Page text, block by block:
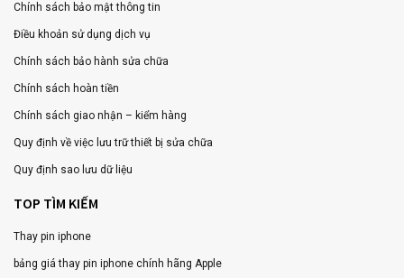
Chính sách bảo mật thông tin
Điều khoản sử dụng dịch vụ
Chính sách bảo hành sửa chữa
Chính sách hoàn tiền
Chính sách giao nhận – kiểm hàng
Quy định về việc lưu trữ thiết bị sửa chữa
Quy định sao lưu dữ liệu
TOP TÌM KIẾM
Thay pin iphone
bảng giá thay pin iphone chính hãng Apple